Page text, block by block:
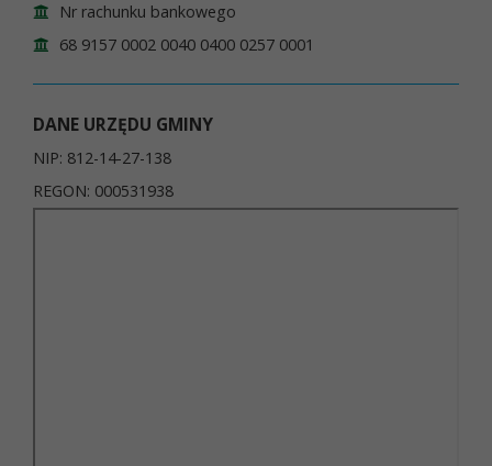
Nr rachunku bankowego
68 9157 0002 0040 0400 0257 0001
DANE URZĘDU GMINY
NIP: 812-14-27-138
REGON: 000531938